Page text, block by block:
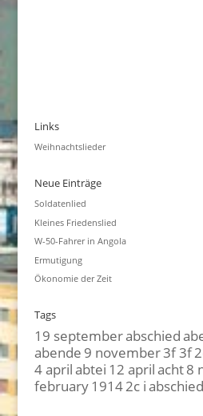
Links
Weihnachtslieder
Neue Einträge
Soldatenlied
Kleines Friedenslied
W-50-Fahrer in Angola
Ermutigung
Ökonomie der Zeit
Tags
19 septemberabschied
abende 9 november3f 3f
4 aprilabtei 12 aprilacht8
february19142c i